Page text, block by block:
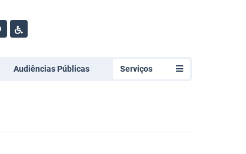
Audiências Públicas Serviços